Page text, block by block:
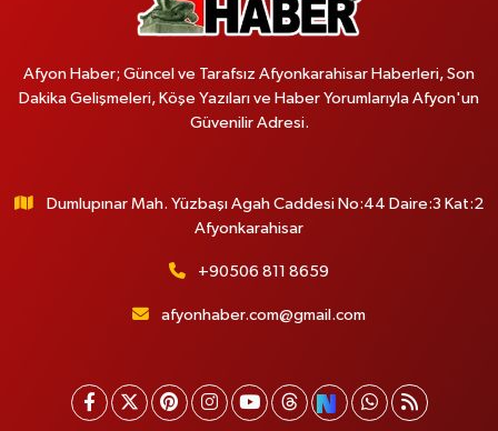
Afyon Haber; Güncel ve Tarafsız Afyonkarahisar Haberleri, Son
Dakika Gelişmeleri, Köşe Yazıları ve Haber Yorumlarıyla Afyon'un
Güvenilir Adresi.
Dumlupınar Mah. Yüzbaşı Agah Caddesi No:44 Daire:3 Kat:2
Afyonkarahisar
+90506 811 8659
afyonhaber.com@gmail.com